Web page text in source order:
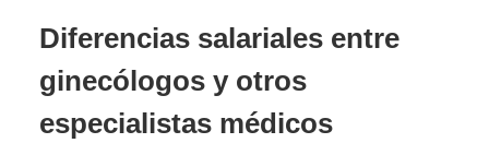
Diferencias salariales entre
ginecólogos y otros
especialistas médicos